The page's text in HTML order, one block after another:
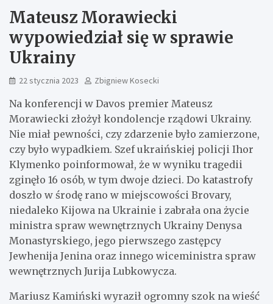
Mateusz Morawiecki
wypowiedział się w sprawie
Ukrainy
22 stycznia 2023 Zbigniew Kosecki
Na konferencji w Davos premier Mateusz
Morawiecki złożył kondolencje rządowi Ukrainy.
Nie miał pewności, czy zdarzenie było zamierzone,
czy było wypadkiem. Szef ukraińskiej policji Ihor
Klymenko poinformował, że w wyniku tragedii
zginęło 16 osób, w tym dwoje dzieci. Do katastrofy
doszło w środę rano w miejscowości Brovary,
niedaleko Kijowa na Ukrainie i zabrała ona życie
ministra spraw wewnętrznych Ukrainy Denysa
Monastyrskiego, jego pierwszego zastępcy
Jewhenija Jenina oraz innego wiceministra spraw
wewnętrznych Jurija Lubkowycza.
Mariusz Kamiński wyraził ogromny szok na wieść